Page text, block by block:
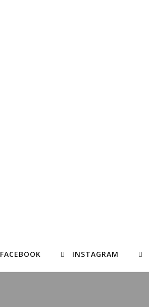
FACEBOOK INSTAGRAM